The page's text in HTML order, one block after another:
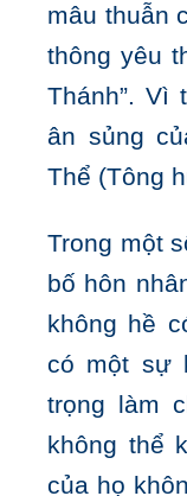
mâu thuẫn
thông yêu
Thánh”. Vì
ân sủng
Thể (Tông
Trong một
bố hôn
không hề
có một sự
trọng làm
không thể
của họ